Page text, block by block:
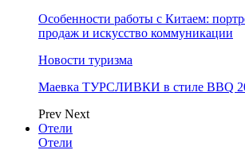
Особенности работы с Китаем:
продаж и искусство коммуникации
Новости туризма
Маевка ТУРСЛИВКИ в стиле BBQ
Prev Next
Отели
Отели